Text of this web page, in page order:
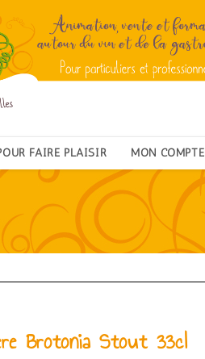
FAIRE PLAISIR MON COMPTE
Brotonia Stout 33cl